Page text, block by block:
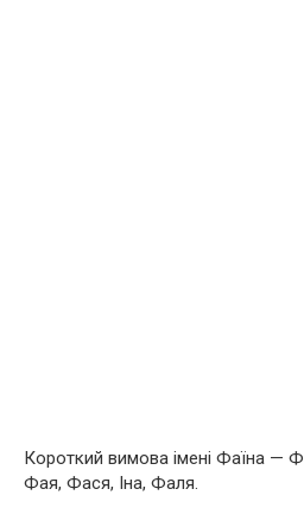
Короткий вимова імені Фаїна —
Фая, Фася, Іна, Фаля.